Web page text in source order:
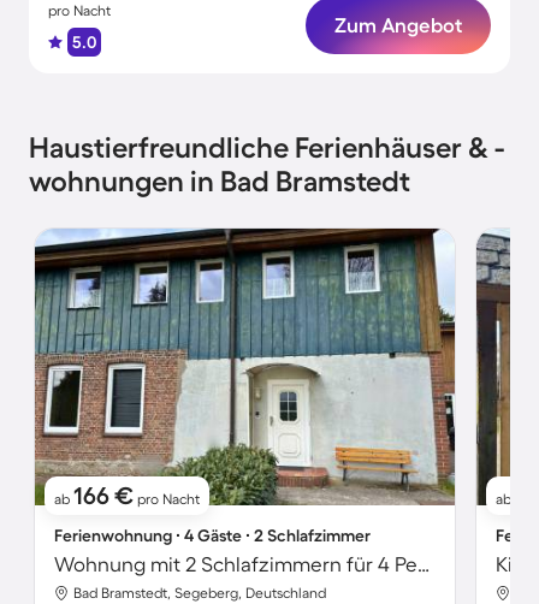
pro Nacht
5.0
Zum Angebot
Haustierfreundliche Ferienhäuser & -
wohnungen in Bad Bramstedt
ab 166 € pro Nacht
Ferienwohnung ∙ 4 Gäste ∙ 2 Schlafzimmer
Wohnung mit 2 Schlafzimmern für 4 Personen
Bad Bramstedt, Segeberg, Deutschland
ab